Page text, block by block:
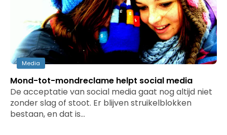
Media
Mond-tot-mondreclame helpt social media
De acceptatie van social media gaat nog altijd niet
zonder slag of stoot. Er blijven struikelblokken
bestaan, en dat is…